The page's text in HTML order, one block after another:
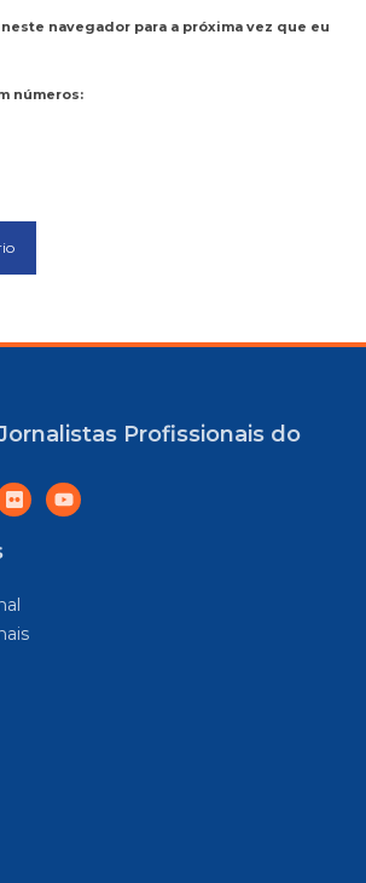
navegador para a próxima vez que eu
números:
Profissionais do